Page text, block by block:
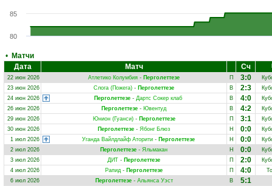
80
85
• Матчи
Дата
Матч Сч
22 июн 2026
Атлетико Колумбия - Перголеттезе П 3:0
23 июн 2026
Слога (Пожега) - Перголеттезе В 2:3
24 июн 2026
Перголеттезе - Дартс Сокер клаб В 4:0
26 июн 2026
Перголеттезе - Ювентуд В 4:2
29 июн 2026
Юнион (Гуанси)- Перголеттезе П 3:1
30 июн 2026
Перголеттезе - Ябонг Блюз Н 0:0
1 июл 2026
Уганда Вайлдлайф Аторити- Перголеттезе Н 0:0
2 июл 2026
Перголеттезе - Яльмакан Н 0:0
3 июл 2026
ДИТ - Перголеттезе П 2:0
4 июл 2026
Рапид - Перголеттезе П 4:0
6 июл 2026
Перголеттезе- Альянса Уэст В 5:1